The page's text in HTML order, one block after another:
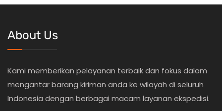
About Us
Kami memberikan pelayanan terbaik dan fokus dalam
mengantar barang kiriman anda ke wilayah di seluruh
Indonesia dengan berbagai macam layanan ekspedisi.